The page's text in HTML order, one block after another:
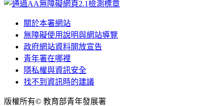
關於本署網站
無障礙使用說明與網站導覽
政府網站資料開放宣告
青年署在哪裡
隱私權與資訊安全
找不到資訊時的建議
版權所有© 教育部青年發展署